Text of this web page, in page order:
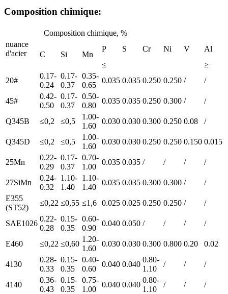
Composition chimique:
Composition chimique, %
nuance
d'acier
C Si Mn
P S Cr Ni V
Al
≤
≥
20#
0.17-
0.24
0.17-
0.37
0.35-
0.65
0.035 0.035 0.250 0.250 / /
45#
0.42-
0.50
0.17-
0.37
0.50-
0.80
0.035 0.035 0.250 0.300 / /
Q345B ≤0,2 ≤0,5
1.00-
1.60
0.030 0.030 0.300 0.250 0.08 /
Q345D ≤0,2 ≤0,5
1.00-
1.60
0.030 0.030 0.250 0.250 0.150 0.015
25Mn
0.22-
0.29
0.17-
0.37
0.70-
1.00
0.035 0.035 / / / /
27SiMn
0.24-
0.32
1.10-
1.40
1.10-
1.40
0.035 0.035 0.300 0.300 /
/
E355
(ST52)
≤0,22 ≤0,55 ≤1,6 0.025 0.025 0.250 0.250 / /
SAE1026
0.22-
0.28
0.15-
0.35
0.60-
0.90
0.040 0.050 / / / /
E460 ≤0,22 ≤0,60
1.20-
1.60
0.030 0.030 0.300 0.800 0.20 0.02
4130
0.28-
0.33
0.15-
0.35
0.40-
0.60
0.040 0.040
0.80-
1.10
/ / /
4140
0.36-
0.43
0.15-
0.35
0.75-
1.00
0.040 0.040
0.80-
1.10
/ / /